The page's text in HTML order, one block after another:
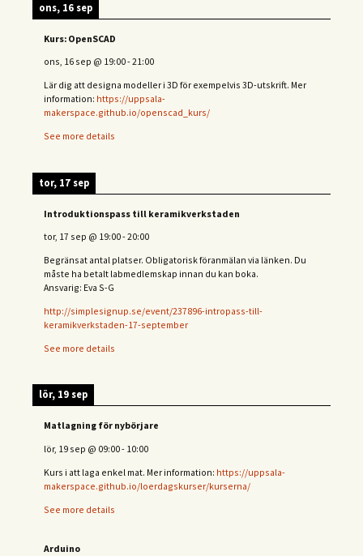
ons, 16 sep
Kurs: OpenSCAD
ons, 16 sep @ 19:00-21:00
Lär dig att designa modeller i 3D för exempelvis 3D-utskrift. Mer
information: https://uppsala-
makerspace.github.io/openscad_kurs/
See more details
tor, 17 sep
Introduktionspass till keramikverkstaden
tor, 17 sep @ 19:00-20:00
Begränsat antal platser. Obligatorisk föranmälan via länken. Du
måste ha betalt labmedlemskap innan du kan boka.
Ansvarig: Eva S-G
http://simplesignup.se/event/237896-intropass-till-
keramikverkstaden-17-september
See more details
lör, 19 sep
Matlagning för nybörjare
lör, 19 sep @ 09:00- 10:00
Kurs i att laga enkel mat. Mer information: https://uppsala-
makerspace.github.io/loerdagskurser/kurserna/
See more details
Arduino